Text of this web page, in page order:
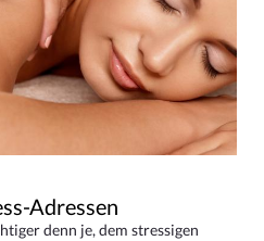
Adressen
denn je, dem stressigen